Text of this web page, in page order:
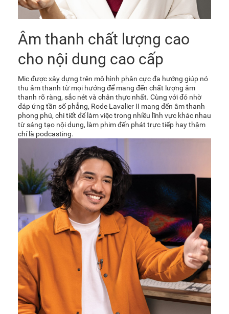
Âm thanh chất lượng cao
cho nội dung cao cấp
Mic được xây dựng trên mô hình phân cực đa hướng giúp nó
thu âm thanh từ mọi hướng để mang đến chất lượng âm
thanh rõ ràng, sắc nét và chân thực nhất. Cùng với đó nhờ
đáp ứng tần số phẳng, Rode Lavalier II mang đến âm thanh
phong phú, chi tiết để làm việc trong nhiều lĩnh vực khác nhau
từ sáng tạo nội dung, làm phim đến phát trực tiếp hay thậm
chí là podcasting.